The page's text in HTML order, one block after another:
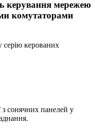
керування мережею
комутаторами
серію керованих
з сонячних панелей у